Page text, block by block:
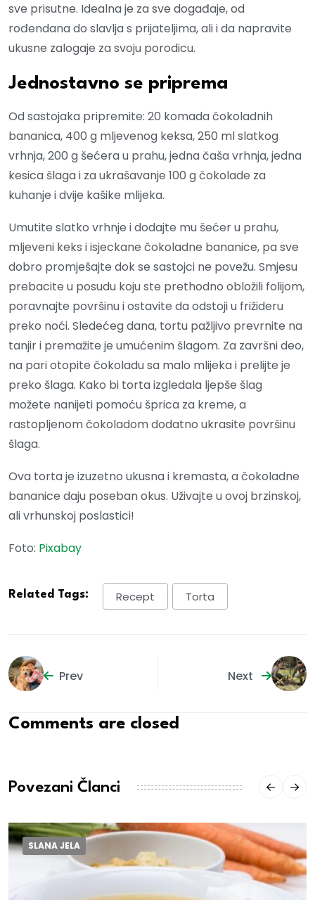
sve prisutne. Idealna je za sve događaje, od
rođendana do slavlja s prijateljima, ali i da napravite
ukusne zalogaje za svoju porodicu.
Jednostavno se priprema
Od sastojaka pripremite: 20 komada čokoladnih
bananica, 400 g mljevenog keksa, 250 ml slatkog
vrhnja, 200 g šećera u prahu, jedna čaša vrhnja, jedna
kesica šlaga i za ukrašavanje 100 g čokolade za
kuhanje i dvije kašike mlijeka.
Umutite slatko vrhnje i dodajte mu šećer u prahu,
mljeveni keks i isjeckane čokoladne bananice, pa sve
dobro promješajte dok se sastojci ne povežu. Smjesu
prebacite u posudu koju ste prethodno obložili folijom,
poravnajte površinu i ostavite da odstoji u frižideru
preko noći. Sledećeg dana, tortu pažljivo prevrnite na
tanjir i premažite je umućenim šlagom. Za završni deo,
na pari otopite čokoladu sa malo mlijeka i prelijte je
preko šlaga. Kako bi torta izgledala ljepše šlag
možete nanijeti pomoću šprica za kreme, a
rastopljenom čokoladom dodatno ukrasite površinu
šlaga.
Ova torta je izuzetno ukusna i kremasta, a čokoladne
bananice daju poseban okus. Uživajte u ovoj brzinskoj,
ali vrhunskoj poslastici!
Foto: Pixabay
Related Tags: Recept Torta
Prev Next
Comments are closed
Povezani Članci
SLANA JELA